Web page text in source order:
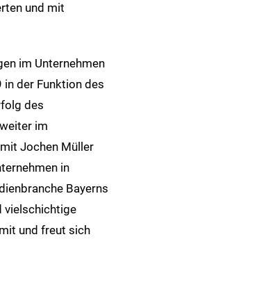
und mit
im Unternehmen
der Funktion des
des
im
Jochen Müller
in
Bayerns
vielschichtige
und freut sich